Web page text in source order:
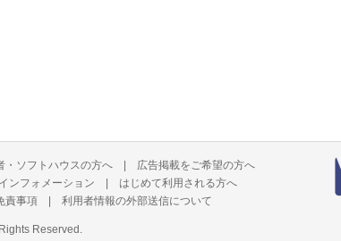
・ソフトハウスの方へ | 広告掲載をご希望の方へ
インフォメーション | はじめて利用される方へ
責事項 | 利用者情報の外部送信について
Reserved.